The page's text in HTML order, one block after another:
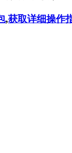
,获取详细操作